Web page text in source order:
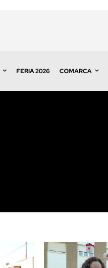
FERIA 2026 COMARCA